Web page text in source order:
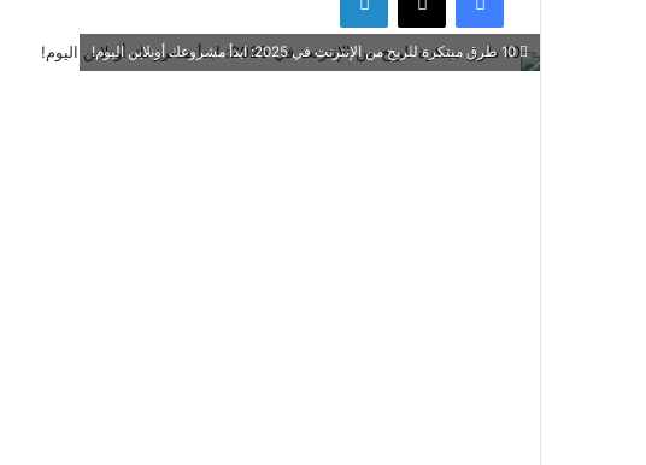
10 طرق مبتكرة للربح من الإنترنت في 2025: ابدأ مشروعك أونلاين اليوم!